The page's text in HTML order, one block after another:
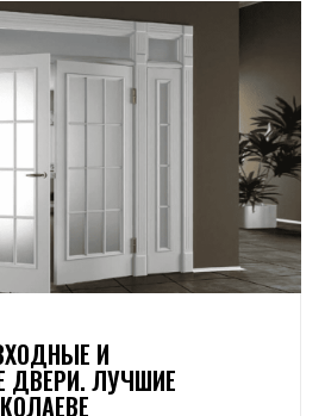
И
ДВЕРИ. ЛУЧШИЕ